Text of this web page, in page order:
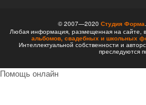
© 2007—2020 Студия Форма
Любая информация, размещенная на сайте,
альбомов, свадебных и школьных
Интеллектуальной собственности и
преследуются
Помощь онлайн